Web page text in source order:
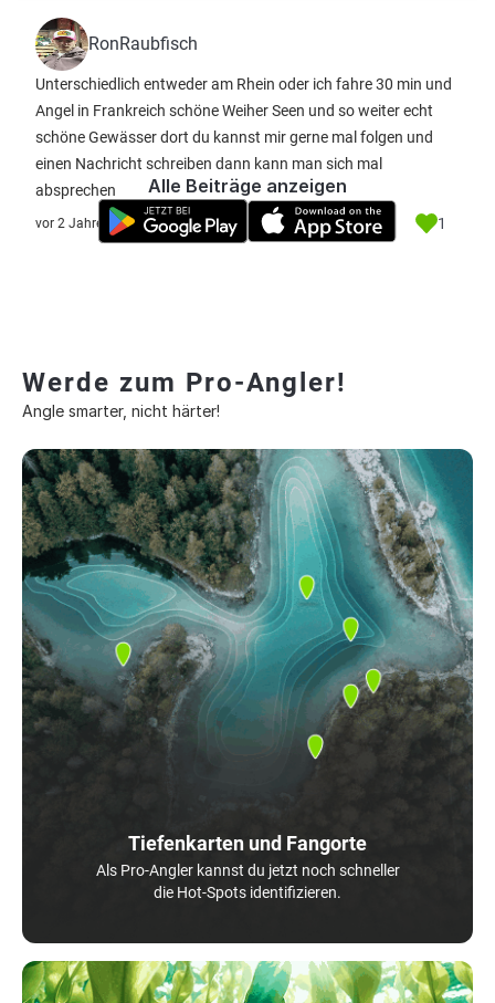
RonRaubfisch
Unterschiedlich entweder am Rhein oder ich fahre 30 min und
Angel in Frankreich schöne Weiher Seen und so weiter echt
schöne Gewässer dort du kannst mir gerne mal folgen und
einen Nachricht schreiben dann kann man sich mal
absprechen
vor 2 Jahre 1
Alle Beiträge anzeigen
Werde zum Pro-Angler!
Angle smarter, nicht härter!
Tiefenkarten und Fangorte
Als Pro-Angler kannst du jetzt noch schneller
die Hot-Spots identifizieren.